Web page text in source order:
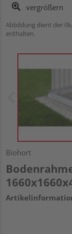
vergrößern
Abbildung dient der
enthalten.
Biohort